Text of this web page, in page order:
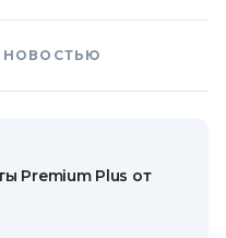
НОВОСТЬЮ
Premium Plus от